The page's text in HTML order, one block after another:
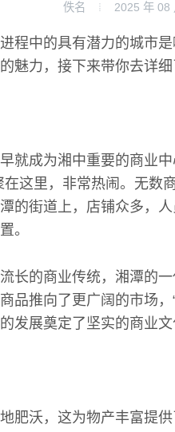
佚名 2025 年 08
程中的具有潜力的城市
魅力，接下来带你去详细
就成为湘中重要的商业
在这里，非常热闹。无数
的街道上，店铺众多，
。
长的商业传统，湘潭的
品推向了更广阔的市场
发展奠定了坚实的商业文
肥沃，这为物产丰富提